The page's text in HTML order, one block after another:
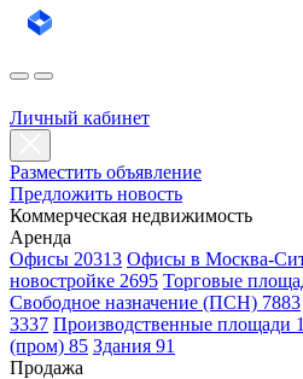
Личный кабинет
Разместить объявление
Предложить новость
Коммерческая недвижимость
Аренда
Офисы 20313 Офисы в Москва-
новостройке 2695 Торговые
Свободное назначение (ПСН) 7883
3337 Производственные площади
(пром) 85 Здания 91
Продажа